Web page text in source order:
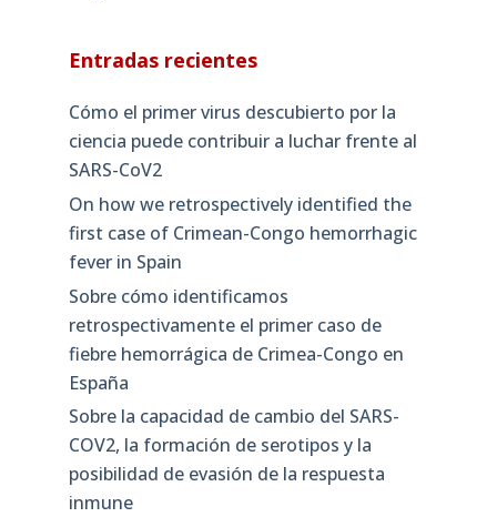
Entradas recientes
Cómo el primer virus descubierto por la
ciencia puede contribuir a luchar frente al
SARS-CoV2
On how we retrospectively identified the
first case of Crimean-Congo hemorrhagic
fever in Spain
Sobre cómo identificamos
retrospectivamente el primer caso de
fiebre hemorrágica de Crimea-Congo en
España
Sobre la capacidad de cambio del SARS-
COV2, la formación de serotipos y la
posibilidad de evasión de la respuesta
inmune